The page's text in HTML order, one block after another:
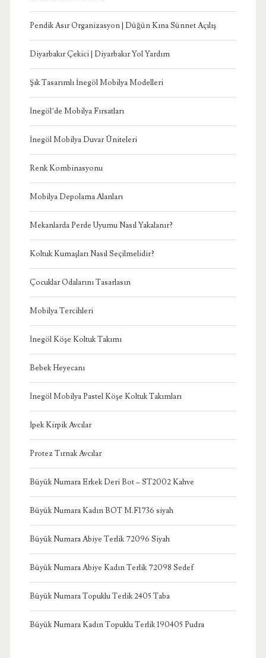
Pendik Asır Organizasyon | Düğün Kına Sünnet Açılış
Diyarbakır Çekici | Diyarbakır Yol Yardım
Şık Tasarımlı İnegöl Mobilya Modelleri
İnegöl’de Mobilya Fırsatları
İnegöl Mobilya Duvar Üniteleri
Renk Kombinasyonu
Mobilya Depolama Alanları
Mekanlarda Perde Uyumu Nasıl Yakalanır?
Koltuk Kumaşları Nasıl Seçilmelidir?
Çocuklar Odalarını Tasarlasın
Mobilya Tercihleri
İnegöl Köşe Koltuk Takımı
Bebek Heyecanı
İnegöl Mobilya Pastel Köşe Koltuk Takımları
İpek Kirpik Avcılar
Protez Tırnak Avcılar
Büyük Numara Erkek Deri Bot – ST2002 Kahve
Büyük Numara Kadın BOT M.F1736 siyah
Büyük Numara Abiye Terlik 72096 Siyah
Büyük Numara Abiye Kadın Terlik 72098 Sedef
Büyük Numara Topuklu Terlik 2405 Taba
Büyük Numara Kadın Topuklu Terlik 190405 Pudra